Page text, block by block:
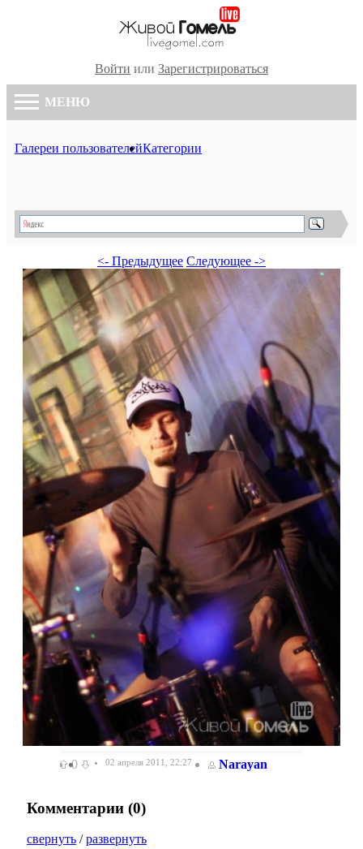
Войти или Зарегистрироваться
МЕНЮ
Галереи пользователейКатегории
<- Предыдущее Следующее ->
0 02 апреля 2011, 22:27 Narayan
Комментарии (0)
свернуть /развернуть